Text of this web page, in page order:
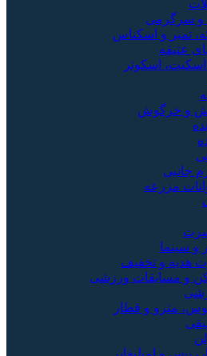
و سرگرمی
تمبر و اسکناس
عتیقه
اسکوتر
و خرگوش
جانبی
مزرعه
و سینما
هدیه و تخفیف
و مسابقات ورزشی
مترو و قطار